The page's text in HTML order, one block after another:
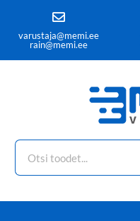
varustaja@memi.ee
rain@memi.ee